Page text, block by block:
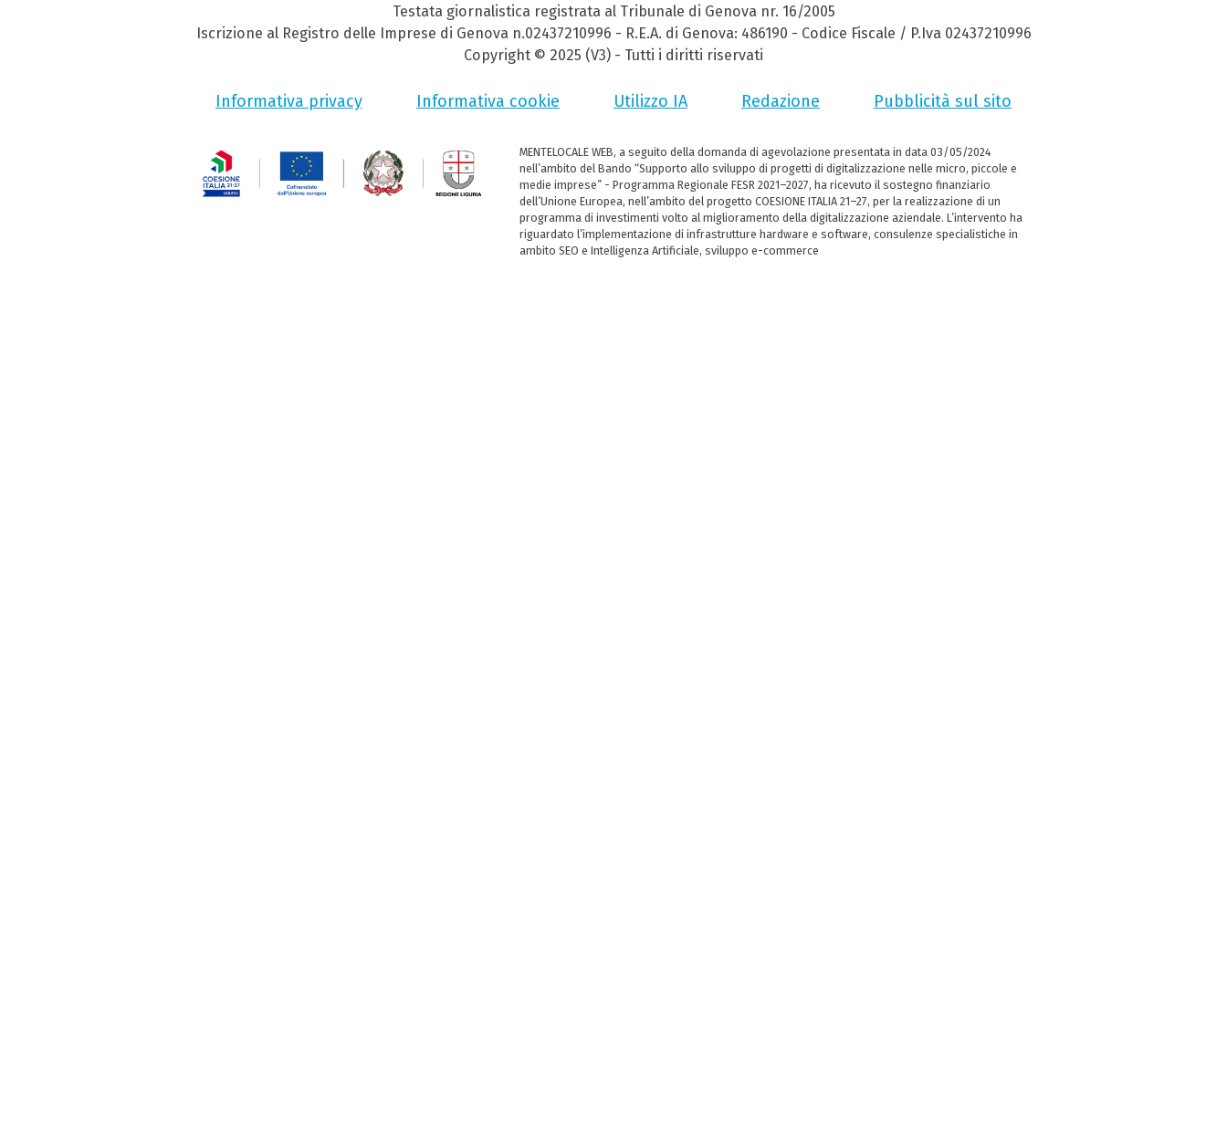
Testata giornalistica registrata al Tribunale di Genova nr. 16/2005
Iscrizione al Registro delle Imprese di Genova n.02437210996 - R.E.A. di Genova: 486190 - Codice Fiscale / P.Iva 02437210996
Copyright © 2025 (V3) - Tutti i diritti riservati
Informativa privacy Informativa cookie Utilizzo IA Redazione Pubblicità sul sito
MENTELOCALE WEB, a seguito della domanda di agevolazione presentata in data 03/05/2024
nell’ambito del Bando “Supporto allo sviluppo di progetti di digitalizzazione nelle micro, piccole e
medie imprese” - Programma Regionale FESR 2021–2027, ha ricevuto il sostegno finanziario
dell’Unione Europea, nell’ambito del progetto COESIONE ITALIA 21–27, per la realizzazione di un
programma di investimenti volto al miglioramento della digitalizzazione aziendale. L’intervento ha
riguardato l’implementazione di infrastrutture hardware e software, consulenze specialistiche in
ambito SEO e Intelligenza Artificiale, sviluppo e-commerce